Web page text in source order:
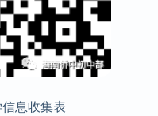
息收集表